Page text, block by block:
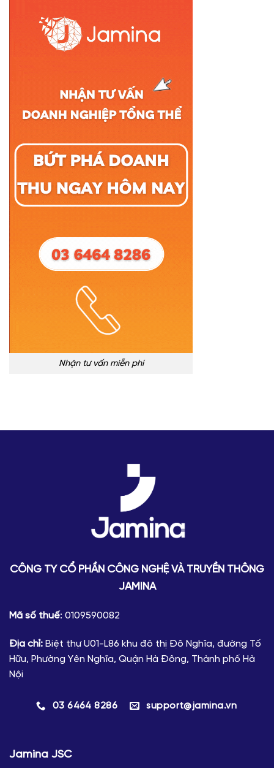
Nhận tư vấn miễn phí
CÔNG TY CỔ PHẦN CÔNG NGHỆ VÀ TRUYỀN THÔNG
JAMINA
Mã số thuế: 0109590082
Địa chỉ: Biệt thự U01-L86 khu đô thị Đô Nghĩa, đường Tố
Hữu, Phường Yên Nghĩa, Quận Hà Đông, Thành phố Hà
Nội
03 6464 8286 support@jamina.vn
Jamina JSC